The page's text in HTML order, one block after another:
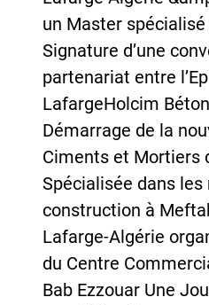
un Master spécialisé
Signature d’une
partenariat entre
LafargeHolcim
Démarrage de la
Ciments et Mortiers
Spécialisée dans
construction à
Lafarge-Algérie
du Centre
Bab Ezzouar Une